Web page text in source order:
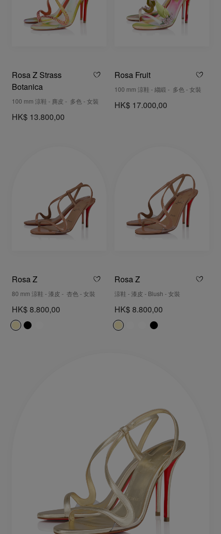
Rosa Z Strass
Botanica
100 mm 涼鞋 - 麂皮 - 多色 - 女裝
HK$ 13.800,00
Rosa Fruit
100 mm 涼鞋 - 縐緞 - 多色 - 女裝
HK$ 17.000,00
Rosa Z
80 mm 涼鞋 - 漆皮 - 杏色 - 女裝
HK$ 8.800,00
Rosa Z
涼鞋 - 漆皮 - Blush - 女裝
HK$ 8.800,00